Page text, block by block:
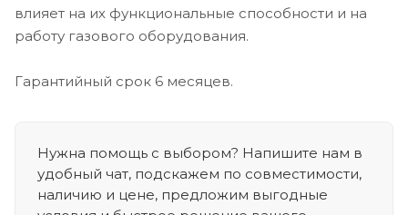
влияет на их функциональные способности и на
работу газового оборудования.
Гарантийный срок 6 месяцев.
Нужна помощь с выбором? Напишите нам в
удобный чат, подскажем по совместимости,
наличию и цене, предложим выгодные